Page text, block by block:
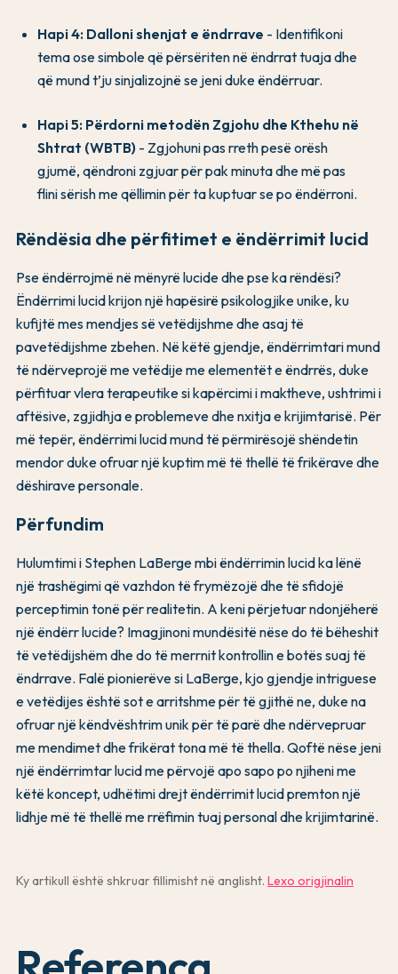
Hapi 4: Dalloni shenjat e ëndrrave - Identifikoni
tema ose simbole që përsëriten në ëndrrat tuaja dhe
që mund t’ju sinjalizojnë se jeni duke ëndërruar.
Hapi 5: Përdorni metodën Zgjohu dhe Kthehu në
Shtrat (WBTB) - Zgjohuni pas rreth pesë orësh
gjumë, qëndroni zgjuar për pak minuta dhe më pas
flini sërish me qëllimin për ta kuptuar se po ëndërroni.
Rëndësia dhe përfitimet e ëndërrimit lucid
Pse ëndërrojmë në mënyrë lucide dhe pse ka rëndësi?
Ëndërrimi lucid krijon një hapësirë psikologjike unike, ku
kufijtë mes mendjes së vetëdijshme dhe asaj të
pavetëdijshme zbehen. Në këtë gjendje, ëndërrimtari mund
të ndërveprojë me vetëdije me elementët e ëndrrës, duke
përfituar vlera terapeutike si kapërcimi i maktheve, ushtrimi i
aftësive, zgjidhja e problemeve dhe nxitja e krijimtarisë. Për
më tepër, ëndërrimi lucid mund të përmirësojë shëndetin
mendor duke ofruar një kuptim më të thellë të frikërave dhe
dëshirave personale.
Përfundim
Hulumtimi i Stephen LaBerge mbi ëndërrimin lucid ka lënë
një trashëgimi që vazhdon të frymëzojë dhe të sfidojë
perceptimin tonë për realitetin. A keni përjetuar ndonjëherë
një ëndërr lucide? Imagjinoni mundësitë nëse do të bëheshit
të vetëdijshëm dhe do të merrnit kontrollin e botës suaj të
ëndrrave. Falë pionierëve si LaBerge, kjo gjendje intriguese
e vetëdijes është sot e arritshme për të gjithë ne, duke na
ofruar një këndvështrim unik për të parë dhe ndërvepruar
me mendimet dhe frikërat tona më të thella. Qoftë nëse jeni
një ëndërrimtar lucid me përvojë apo sapo po njiheni me
këtë koncept, udhëtimi drejt ëndërrimit lucid premton një
lidhje më të thellë me rrëfimin tuaj personal dhe krijimtarinë.
Ky artikull është shkruar fillimisht në anglisht. Lexo origjinalin